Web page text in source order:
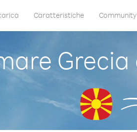
Caratteristiche Community